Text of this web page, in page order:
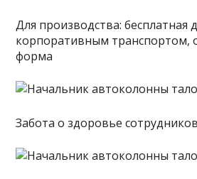
Для производства: бесплатная
корпоративным транспортом,
форма
Забота о здоровье сотрудников